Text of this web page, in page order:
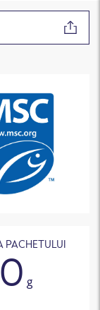
PACHETULUI
g